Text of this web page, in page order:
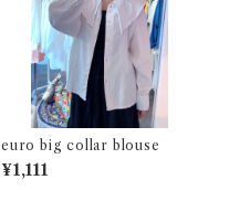
euro big collar blouse
¥1,111